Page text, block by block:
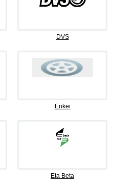
DVS
Enkei
Eta Beta